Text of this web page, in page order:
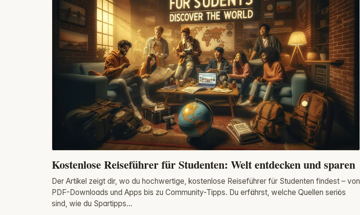
Kostenlose Reiseführer für Studenten: Welt entdecken und sparen
Der Artikel zeigt dir, wo du hochwertige, kostenlose Reiseführer für Studenten findest – von
PDF-Downloads und Apps bis zu Community-Tipps. Du erfährst, welche Quellen seriös
sind, wie du Spartipps...